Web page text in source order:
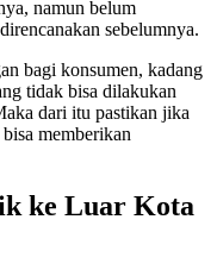
namun belum
sebelumnya.
bagi konsumen, kadang
tidak bisa dilakukan
dari itu pastikan jika
memberikan
ke Luar Kota